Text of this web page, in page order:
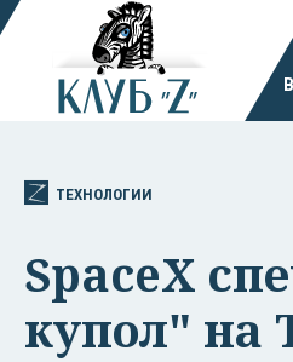
ТЕХНОЛОГИИ
SpaceX
купол" на